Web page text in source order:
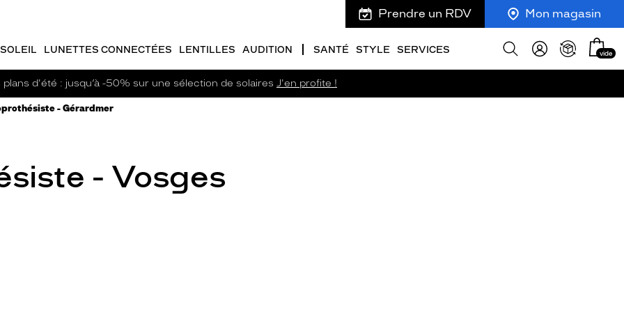
Prendre un RDV Mon magasin
LUNETTES CONNECTÉES LENTILLES AUDITION SANTÉ STYLE SERVICES
Afficher
Mon
panier
vide
plans d'été : jusqu’à -50% sur une sélection de solaires J'en profite !
- Gérardmer
- Vosges